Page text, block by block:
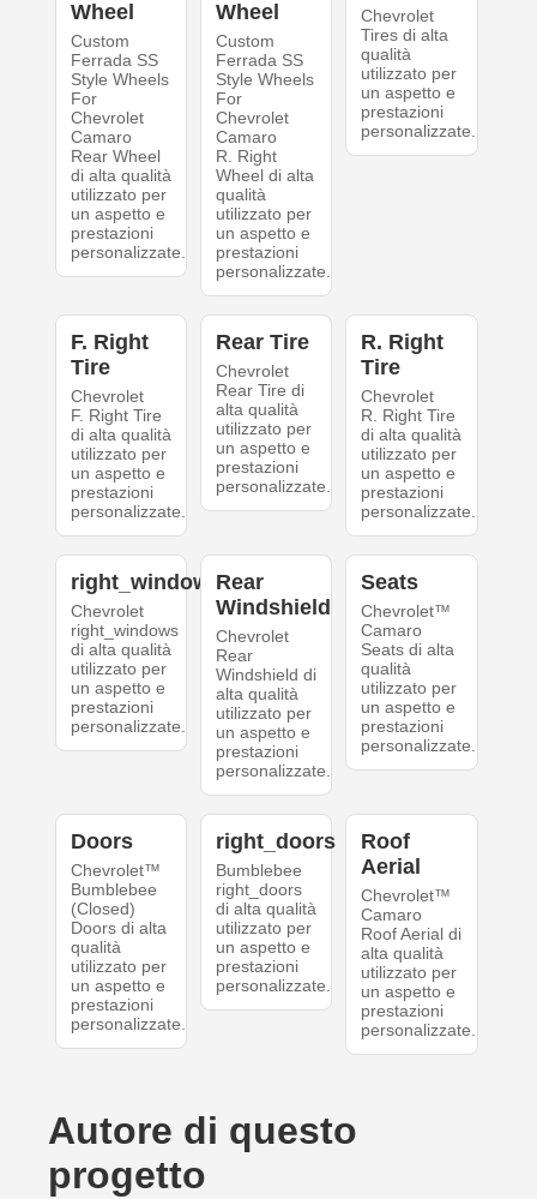
Wheel
Custom
Ferrada SS
Style Wheels
For
Chevrolet
Camaro
Rear Wheel
di alta qualità
utilizzato per
un aspetto e
prestazioni
personalizzate.
Wheel
Custom
Ferrada SS
Style Wheels
For
Chevrolet
Camaro
R. Right
Wheel di alta
qualità
utilizzato per
un aspetto e
prestazioni
personalizzate.
Chevrolet
Tires di alta
qualità
utilizzato per
un aspetto e
prestazioni
personalizzate.
F. Right
Tire
Chevrolet
F. Right Tire
di alta qualità
utilizzato per
un aspetto e
prestazioni
personalizzate.
Rear Tire
Chevrolet
Rear Tire di
alta qualità
utilizzato per
un aspetto e
prestazioni
personalizzate.
R. Right
Tire
Chevrolet
R. Right Tire
di alta qualità
utilizzato per
un aspetto e
prestazioni
personalizzate.
right_windows
Chevrolet
right_windows
di alta qualità
utilizzato per
un aspetto e
prestazioni
personalizzate.
Rear
Windshield
Chevrolet
Rear
Windshield di
alta qualità
utilizzato per
un aspetto e
prestazioni
personalizzate.
Seats
Chevrolet™
Camaro
Seats di alta
qualità
utilizzato per
un aspetto e
prestazioni
personalizzate.
Doors
Chevrolet™
Bumblebee
(Closed)
Doors di alta
qualità
utilizzato per
un aspetto e
prestazioni
personalizzate.
right_doors
Bumblebee
right_doors
di alta qualità
utilizzato per
un aspetto e
prestazioni
personalizzate.
Roof
Aerial
Chevrolet™
Camaro
Roof Aerial di
alta qualità
utilizzato per
un aspetto e
prestazioni
personalizzate.
Autore di questo
progetto